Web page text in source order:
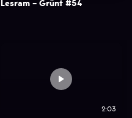
Lesram – Grünt #54
2:03